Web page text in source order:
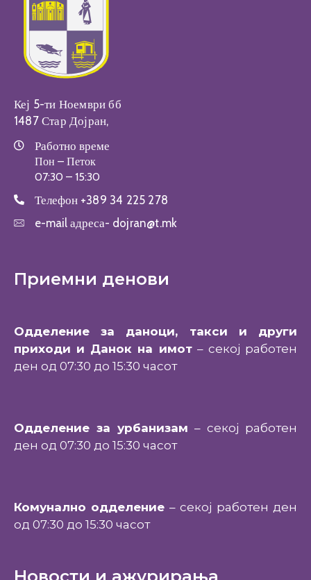
Кеј 5-ти Ноември бб
1487 Стар Дојран,
Работно време
Пон – Петок
07:30 – 15:30
Телефон +389 34 225 278
e-mail адреса- dojran@t.mk
Приемни денови
Одделение за даноци, такси и други
приходи и Данок на имот– секој работен
ден од 07:30 до 15:30 часот
Одделение за урбанизам – секој работен
ден од 07:30 до 15:30 часот
Комунално одделение – секој работен ден
од 07:30 до 15:30 часот